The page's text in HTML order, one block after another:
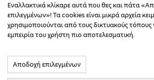
ΔΕΥΤΕΡΑ, ΤΕΤΑΡΤΗ: 09:00 - 14:30
ΤΡΙΤΗ, ΠΕΜΠΤΗ, ΠΑΡΑΣΚΕΥΗ: 09:30 - 14:00 & 17:30
ΣΑΒΒΑΤΟ: 09:30 - 14:30
Εναλλακτικά κλίκαρε αυτά που θες και πάτα
επιλεγμένων»! Τα cookies είναι μικρά αρχεία
χρησιμοποιούνται από τους δικτυακούς τόπους
εμπειρία του χρήστη πιο αποτελεσματική.
Αποδοχή επιλεγμένων